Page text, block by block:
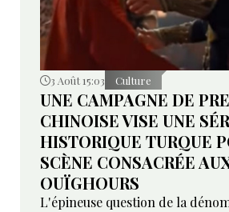
3 Août 15:03 Culture
UNE CAMPAGNE DE
CHINOISE VISE UNE
HISTORIQUE TURQUE
SCÈNE CONSACRÉE
OUÏGHOURS
L'épineuse question de la